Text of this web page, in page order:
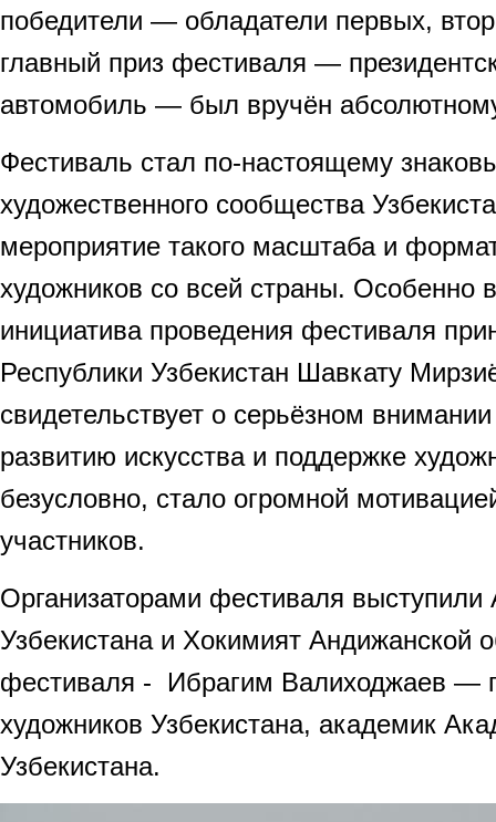
победители — обладатели первых,
главный приз фестиваля —
автомобиль — был вручён
Фестиваль стал по-настоящему
художественного сообщества
мероприятие такого масштаба и
художников со всей страны. Особенно
инициатива проведения фестиваля
Республики Узбекистан Шавкату
свидетельствует о серьёзном внимании
развитию искусства и поддержке
безусловно, стало огромной
участников.
Организаторами фестиваля
Узбекистана и Хокимият Андижанской
фестиваля - Ибрагим Валиходжаев —
художников Узбекистана, академик
Узбекистана.